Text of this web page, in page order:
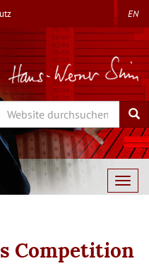
EN
Search
Competition